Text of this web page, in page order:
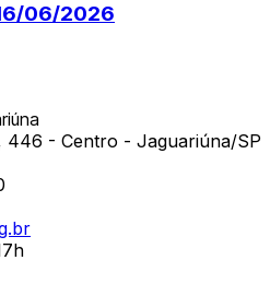
06/2026
446 - Centro - Jaguariúna/SP